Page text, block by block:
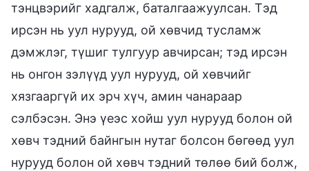
тэнцвэрийг хадгалж, баталгаажуулсан. Тэд
ирсэн нь уул нурууд, ой хөвчид тусламж
дэмжлэг, түшиг тулгуур авчирсан; тэд ирсэн
нь онгон зэлүүд уул нурууд, ой хөвчийг
хязгааргүй их эрч хүч, амин чанараар
сэлбэсэн. Энэ үеэс хойш уул нурууд болон ой
хөвч тэдний байнгын нутаг болсон бөгөөд уул
нурууд болон ой хөвч тэдний төлөө бий болж,